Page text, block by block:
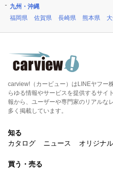
九州・沖縄
福岡県
佐賀県 長崎県 熊本県
carview!（カービュー）はLINEヤフー
らゆる情報やサービスを提供するサイ
報から、ユーザーや専門家のリアルな
多く掲載しています。
知る
カタログ
ニュース オリジナ
買う・売る